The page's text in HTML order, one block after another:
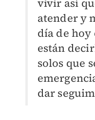
vivir así
atender y
día de hoy
están
solos que
dar